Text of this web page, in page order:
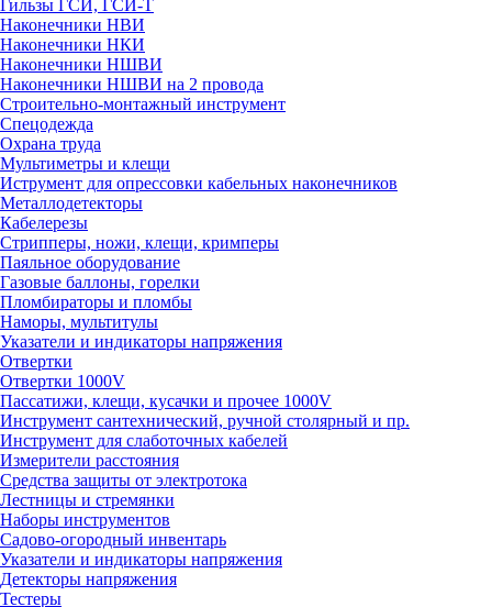
Гильзы ГСИ, ГСИ-Т
Наконечники НВИ
Наконечники НКИ
Наконечники НШВИ
Наконечники НШВИ на 2 провода
Строительно-монтажный инструмент
Спецодежда
Охрана труда
Мультиметры и клещи
Иструмент для опрессовки кабельных наконечников
Металлодетекторы
Кабелерезы
Стрипперы, ножи, клещи, кримперы
Паяльное оборудование
Газовые баллоны, горелки
Пломбираторы и пломбы
Наморы, мультитулы
Указатели и индикаторы напряжения
Отвертки
Отвертки 1000V
Пассатижи, клещи, кусачки и прочее 1000V
Инструмент сантехнический, ручной столярный и пр.
Инструмент для слаботочных кабелей
Измерители расстояния
Средства защиты от электротока
Лестницы и стремянки
Наборы инструментов
Садово-огородный инвентарь
Указатели и индикаторы напряжения
Детекторы напряжения
Тестеры